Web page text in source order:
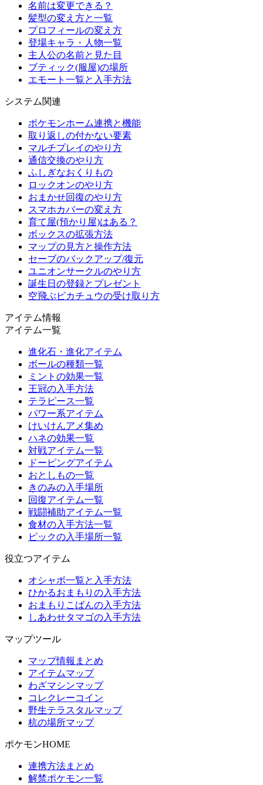
名前は変更できる？
髪型の変え方と一覧
プロフィールの変え方
登場キャラ・人物一覧
主人公の名前と見た目
ブティック(服屋)の場所
エモート一覧と入手方法
システム関連
ポケモンホーム連携と機能
取り返しの付かない要素
マルチプレイのやり方
通信交換のやり方
ふしぎなおくりもの
ロックオンのやり方
おまかせ回復のやり方
スマホカバーの変え方
育て屋(預かり屋)はある？
ボックスの拡張方法
マップの見方と操作方法
セーブのバックアップ/復元
ユニオンサークルのやり方
誕生日の登録とプレゼント
空飛ぶピカチュウの受け取り方
アイテム情報
アイテム一覧
進化石・進化アイテム
ボールの種類一覧
ミントの効果一覧
王冠の入手方法
テラピース一覧
パワー系アイテム
けいけんアメ集め
ハネの効果一覧
対戦アイテム一覧
ドーピングアイテム
おとしもの一覧
きのみの入手場所
回復アイテム一覧
戦闘補助アイテム一覧
食材の入手方法一覧
ピックの入手場所一覧
役立つアイテム
オシャボ一覧と入手方法
ひかるおまもりの入手方法
おまもりこばんの入手方法
しあわせタマゴの入手方法
マップツール
マップ情報まとめ
アイテムマップ
わざマシンマップ
コレクレーコイン
野生テラスタルマップ
杭の場所マップ
ポケモンHOME
連携方法まとめ
解禁ポケモン一覧